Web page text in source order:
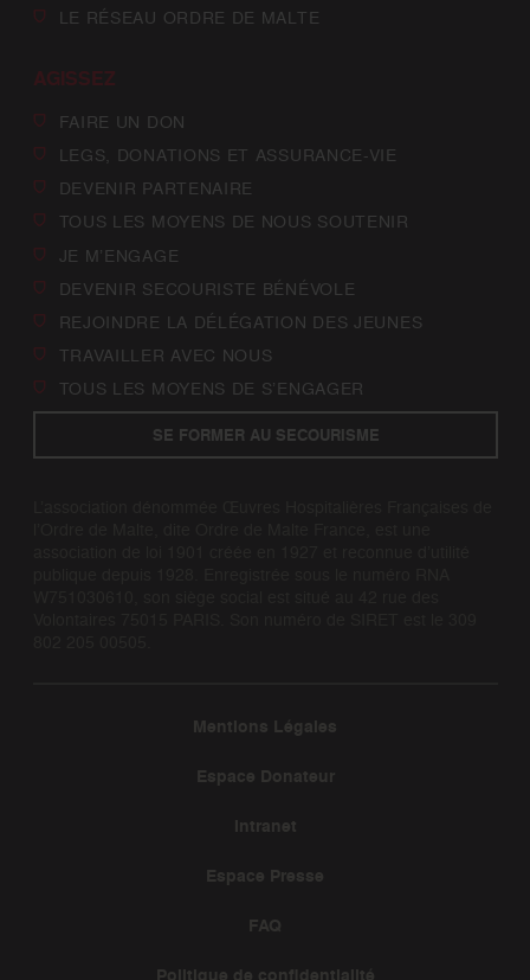
LE RÉSEAU ORDRE DE MALTE
AGISSEZ
FAIRE UN DON
LEGS, DONATIONS ET ASSURANCE-VIE
DEVENIR PARTENAIRE
TOUS LES MOYENS DE NOUS SOUTENIR
JE M’ENGAGE
DEVENIR SECOURISTE BÉNÉVOLE
REJOINDRE LA DÉLÉGATION DES JEUNES
TRAVAILLER AVEC NOUS
TOUS LES MOYENS DE S’ENGAGER
SE FORMER AU SECOURISME
Mentions Légales
Espace Donateur
Intranet
Espace Presse
FAQ